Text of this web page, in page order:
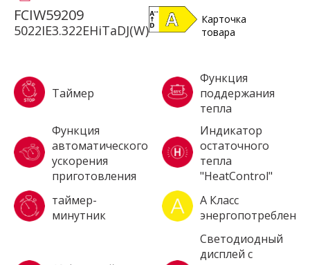
FCIW59209
5022IE3.322EHiTaDJ(W)
Карточка
товара
Таймер
Функция
поддержания
тепла
Функция
автоматического
ускорения
приготовления
Индикатор
остаточного
тепла
"HeatControl"
таймер-
минутник
A Класс
энергопотребления
Светодиодный
дисплей с